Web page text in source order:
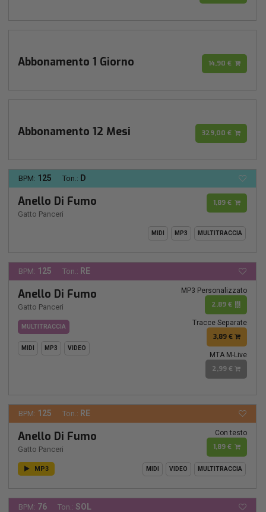
Abbonamento 1 Giorno 14,90 €
Abbonamento 12 Mesi 329,00 €
BPM: 125 Ton.: D
Anello Di Fumo
Gatto Panceri
1,89 €
MIDI MP3 MULTITRACCIA
BPM: 125 Ton.: RE
Anello Di Fumo
Gatto Panceri
MULTITRACCIA
MIDI MP3 VIDEO
MP3 Personalizzato
2,89 €
Tracce Separate
3,89 €
MTA M-Live
2,99 €
BPM: 125 Ton.: RE
Anello Di Fumo
Gatto Panceri
Con testo
1,89 €
MP3 MIDI VIDEO MULTITRACCIA
BPM: 76 Ton.: SOL